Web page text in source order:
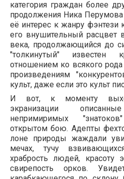
категория граждан более
продолжения Ника
её интерес к жанру фэнтези
его внушительный расцвет
века, продолжающийся до
"толкинутый" известен
отношением ко всякого
произведениям
культ, даже если это культ
И вот, к моменту
экранизации
непримиримых
открытом бою. Адепты
лоне природы жаждали
мечах, тучу
храбрость людей, красоту
свирепость орков.